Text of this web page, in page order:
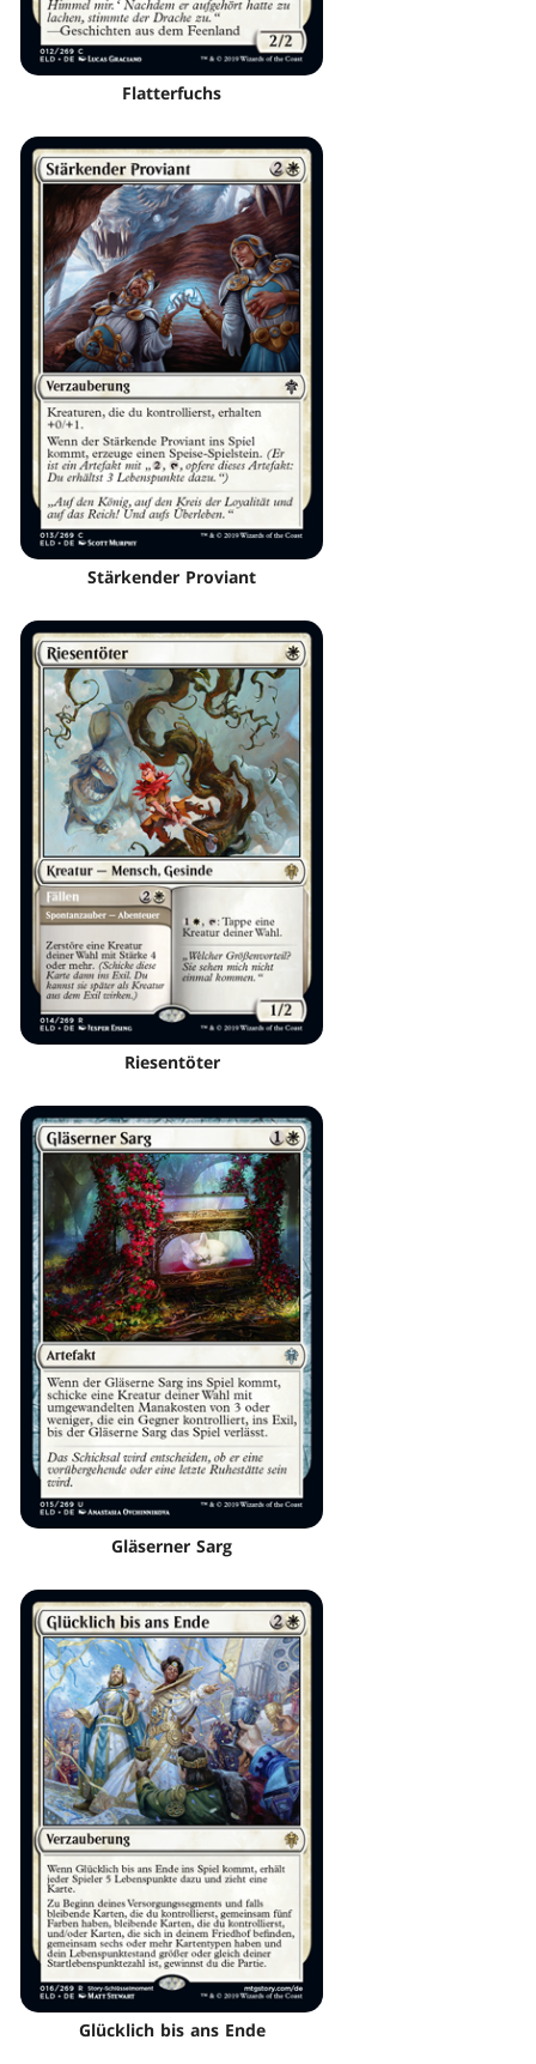
Flatterfuchs
Stärkender Proviant
Riesentöter
Gläserner Sarg
Glücklich bis ans Ende